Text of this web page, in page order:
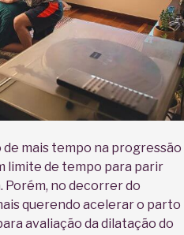
mais tempo na progressão
limite de tempo para parir
no decorrer do
querendo acelerar o parto
avaliação da dilatação do